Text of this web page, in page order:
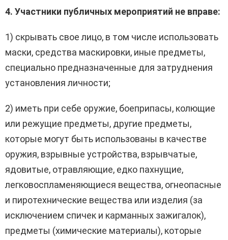
4. Участники публичных мероприятий не вправе:
1) скрывать свое лицо, в том числе использовать
маски, средства маскировки, иные предметы,
специально предназначенные для затруднения
установления личности;
2) иметь при себе оружие, боеприпасы, колющие
или режущие предметы, другие предметы,
которые могут быть использованы в качестве
оружия, взрывные устройства, взрывчатые,
ядовитые, отравляющие, едко пахнущие,
легковоспламеняющиеся вещества, огнеопасные
и пиротехнические вещества или изделия (за
исключением спичек и карманных зажигалок),
предметы (химические материалы), которые